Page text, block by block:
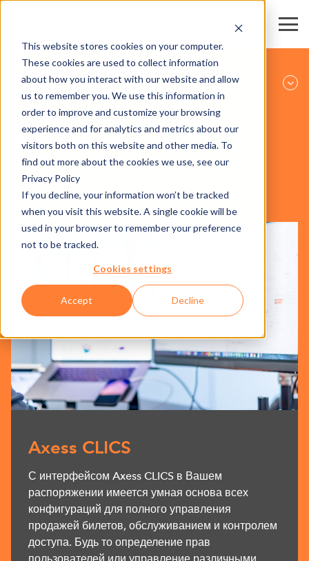
This website stores cookies on your computer.
These cookies are used to collect information
about how you interact with our website and allow
us to remember you. We use this information in
order to improve and customize your browsing
experience and for analytics and metrics about our
visitors both on this website and other media. To
find out more about the cookies we use, see our
Privacy Policy
If you decline, your information won’t be tracked
when you visit this website. A single cookie will be
used in your browser to remember your preference
not to be tracked.
Cookies settings
Accept Decline
AXESS CLICS
ПРОГРАММНОЕ ОБЕСПЕЧЕНИЕ
ГОРНОЛЫЖНЫЕ РЕГИОНЫ И КАНАТНЫЕ
ДОРОГИ
Axess CLICS
С интерфейсом Axess CLICS в Вашем
распоряжении имеется умная основа всех
конфигураций для полного управления
продажей билетов, обслуживанием и контролем
доступа. Будь то определение прав